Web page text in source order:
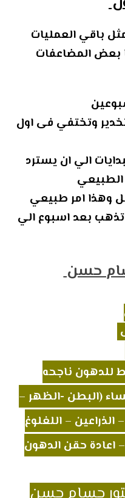
باقي العمليات
بعض المضاعفات
وتختفي فى اول
الي ان يسترد
الطبيعي
وهذا امر طبيعي
بعد اسبوع الي
حسن
(البطن -الظهر –
الذراعين – اللغلوغ
اعادة حقن الدهون